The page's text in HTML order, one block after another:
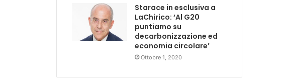
Starace in esclusiva a
LaChirico: ‘Al G20
puntiamo su
decarbonizzazione ed
economia circolare’
Ottobre 1, 2020